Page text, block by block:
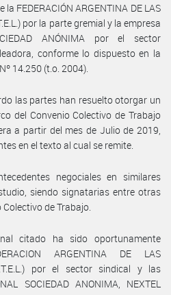
FEDERACIÓN ARGENTINA DE LAS
por la parte gremial y la empresa
ANÓNIMA por el sector
conforme lo dispuesto en la
14.250 (t.o. 2004).
las partes han resuelto otorgar un
del Convenio Colectivo de Trabajo
a partir del mes de Julio de 2019,
en el texto al cual se remite.
negociales en similares
siendo signatarias entre otras
de Trabajo.
citado ha sido oportunamente
ARGENTINA DE LAS
por el sector sindical y las
SOCIEDAD ANONIMA, NEXTEL